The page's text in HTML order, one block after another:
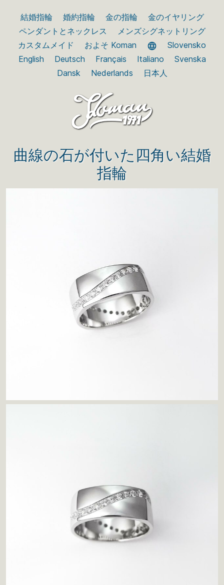
結婚指輪 婚約指輪 金の指輪
金のイヤリング
ペンダントとネックレス
メンズシグネットリング
カスタムメイド
およそ Koman
Slovensko
English
Deutsch Français Italiano
Svenska
Dansk
Nederlands 日本人
曲線の石が付いた四角い結婚
指輪